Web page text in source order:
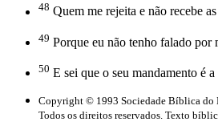
48 Quem me rejeita e não recebe
49 Porque eu não tenho falado por
50 E sei que o seu mandamento é
Copyright © 1993 Sociedade Bíblica do
Todos os direitos reservados. Texto